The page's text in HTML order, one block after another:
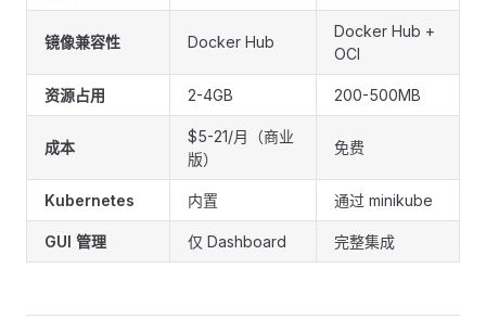
镜像兼容性 Docker Hub
Docker Hub +
OCI
资源占用 2-4GB 200-500MB
成本
$5-21/月（商业
版）
免费
Kubernetes 内置 通过 minikube
GUI 管理 仅 Dashboard 完整集成